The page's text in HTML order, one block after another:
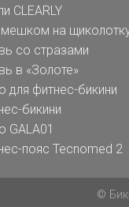
CLEARLY
на
со стразами
в «Золоте»
для фитнес-бикини
бикини
GALA01
пояс Tecnomed 2
©